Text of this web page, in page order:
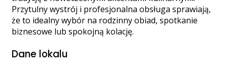
Przytulny wystrój i profesjonalna obsługa sprawiają,
że to idealny wybór na rodzinny obiad, spotkanie
biznesowe lub spokojną kolację.
Dane lokalu